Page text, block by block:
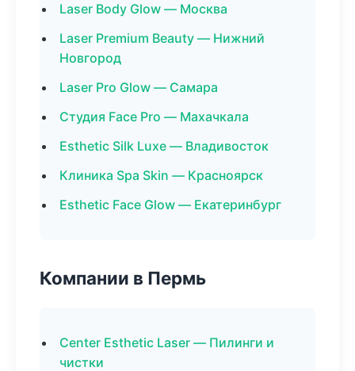
Laser Body Glow — Москва
Laser Premium Beauty — Нижний
Новгород
Laser Pro Glow — Самара
Студия Face Pro — Махачкала
Esthetic Silk Luxe — Владивосток
Клиника Spa Skin — Красноярск
Esthetic Face Glow — Екатеринбург
Компании в Пермь
Center Esthetic Laser — Пилинги и
чистки